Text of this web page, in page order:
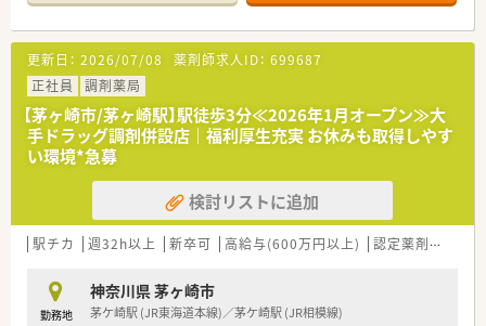
います
【募集背景と求める人物像について】
■人数体制強化のため調剤経験のある薬剤師を募集
■周囲と円滑に連携できるコミュニケーションスキルを持ち、前
向きに業務へ取り組める意欲的な薬剤師の方を歓迎いたします
■地域密着型のかかりつけ薬局として、患者様一人ひとりに寄り
添った服薬フォローを丁寧に行える方を募集しています
【勤務実態について】
■開局時間は平日19時まで、土曜日18時までとなっており、週40
時間を基準としたシフト制での勤務となります。
■残業は1分単位で計算して全額支給される仕組みであり、全店
■年間休日は120日と業界内でも高水準であり、夏季休暇や年末
年始休暇も完備されているため、リフレッシュが可能です。
更新日： 2026/07/08 薬剤師求人ID： 699687
正社員
調剤薬局
【茅ヶ崎市/茅ヶ崎駅】駅徒歩3分≪2026年1月オープン≫大
手ドラッグ調剤併設店｜福利厚生充実 お休みも取得しやす
い環境*急募
検討リストに追加
駅チカ 週32h以上 新卒可 高給与(600万円以上) 認定薬剤師取得支援あり
勤務地
神奈川県 茅ヶ崎市
茅ケ崎駅 (JR東海道本線)／茅ケ崎駅 (JR相模線)